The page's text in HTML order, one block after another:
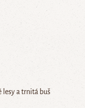
lesy a trnitá buš